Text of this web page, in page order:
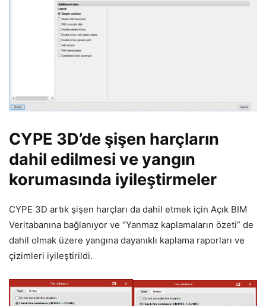
CYPE 3D’de şişen harçların
dahil edilmesi ve yangın
korumasında iyileştirmeler
CYPE 3D artık şişen harçları da dahil etmek için Açık BIM
Veritabanına bağlanıyor ve “Yanmaz kaplamaların özeti” de
dahil olmak üzere yangına dayanıklı kaplama raporları ve
çizimleri iyileştirildi.